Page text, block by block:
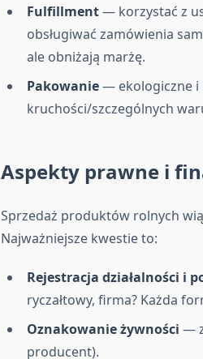
Fulfillment— korzystać z
obsługiwać zamówienia
ale obniżają marżę.
Pakowanie— ekologiczne i
kruchości/szczególnych
Aspekty prawne i
Sprzedaż produktów rolnych
Najważniejsze kwestie to:
Rejestracja działalności i
ryczałtowy, firma? Każda
Oznakowanie żywności —
producent).